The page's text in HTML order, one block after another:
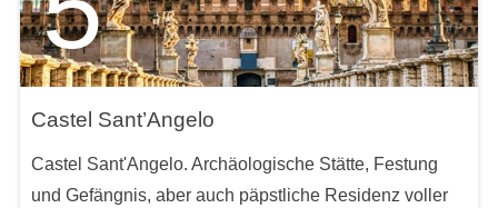
Castel Sant’Angelo
Castel Sant'Angelo. Archäologische Stätte, Festung
und Gefängnis, aber auch päpstliche Residenz voller